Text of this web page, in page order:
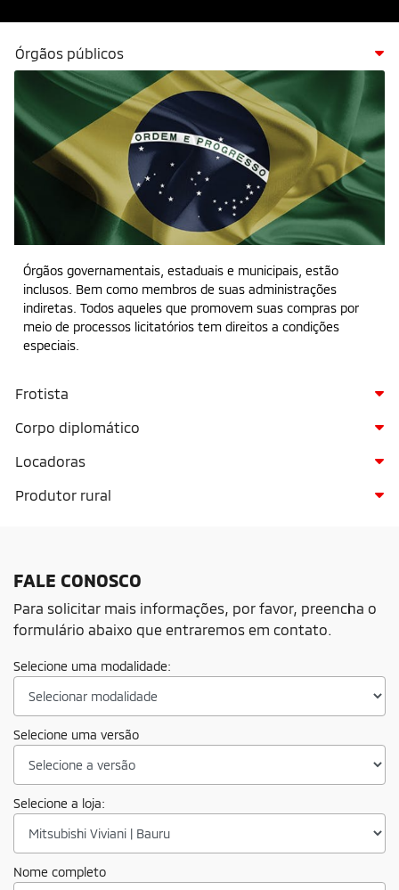
Órgãos públicos
Órgãos governamentais, estaduais e municipais, estão
inclusos. Bem como membros de suas administrações
indiretas. Todos aqueles que promovem suas compras por
meio de processos licitatórios tem direitos a condições
especiais.
Frotista
Corpo diplomático
Locadoras
Produtor rural
FALE CONOSCO
Para solicitar mais informações, por favor, preencha o
formulário abaixo que entraremos em contato.
Selecione uma modalidade:
Selecione uma versão
Selecione a loja:
Nome completo